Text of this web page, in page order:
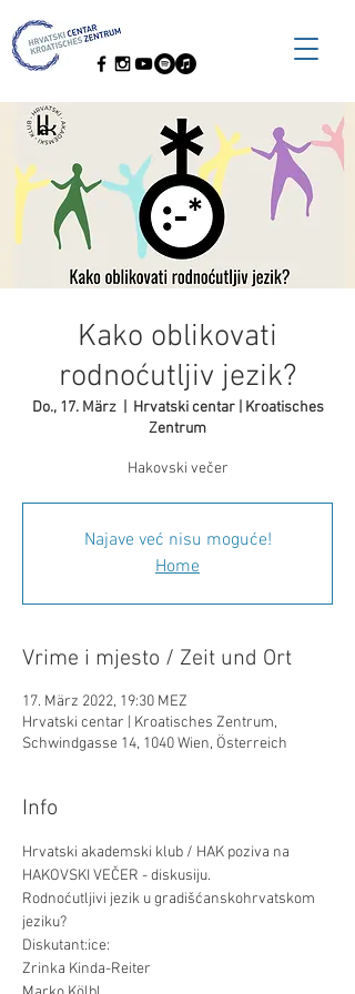
Kako oblikovati
rodnoćutljiv jezik?
Do., 17. März
  |
Hrvatski centar | Kroatisches
Zentrum
Hakovski večer
Najave već nisu moguće!
Home
Vrime i mjesto / Zeit und Ort
17. März 2022, 19:30 MEZ
Hrvatski centar | Kroatisches Zentrum,
Schwindgasse 14, 1040 Wien, Österreich
Info
Hrvatski akademski klub / HAK poziva na
HAKOVSKI VEČER - diskusiju.
Rodnoćutljivi jezik u gradišćanskohrvatskom
jeziku?
Diskutant:ice:
Zrinka Kinda-Reiter